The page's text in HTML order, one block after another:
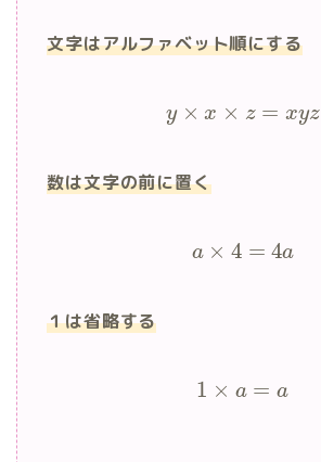
文字はアルファベット順にする
y × x × z = xyz
数は文字の前に置く
a × 4 = 4a
１は省略する
1 × a = a